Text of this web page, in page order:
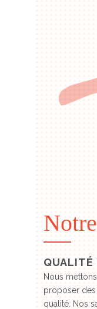
QUALITÉ
Nous
proposer
qualité. Nos